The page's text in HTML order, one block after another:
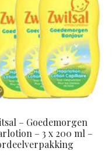
– Goedemorgen
– 3 x 200 ml –